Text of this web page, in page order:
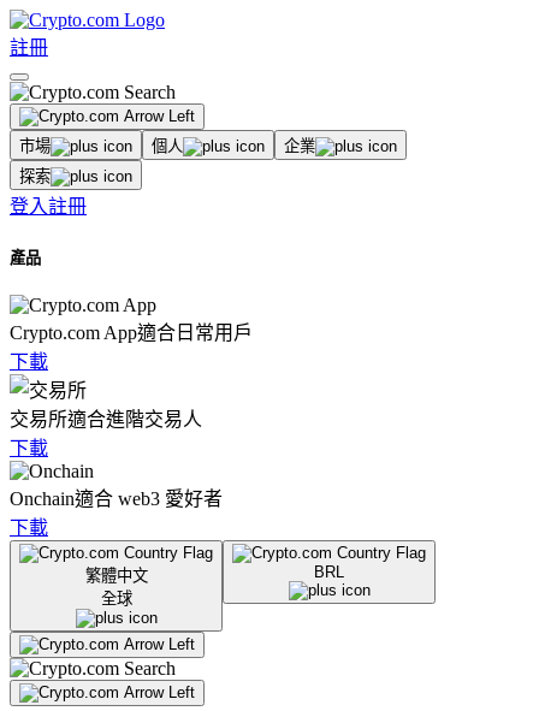
註冊
市場 個人
企業
探索
登入註冊
產品
Crypto.com App適合日常用戶
下載
交易所適合進階交易人
下載
Onchain適合 web3 愛好者
下載
繁體中文
全球
BRL